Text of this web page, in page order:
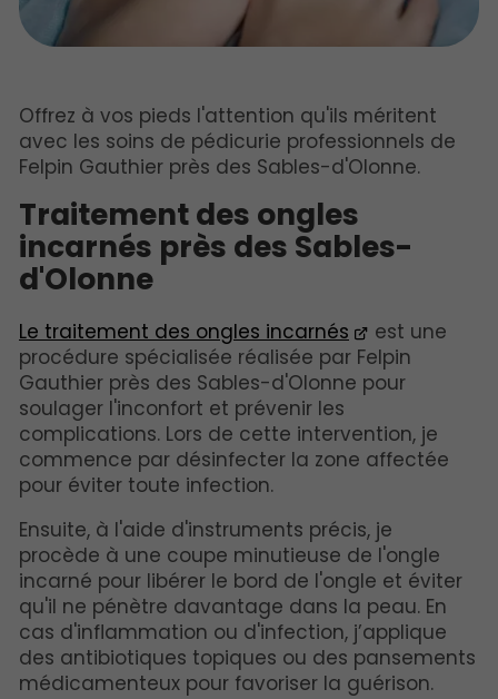
Offrez à vos pieds l'attention qu'ils méritent
avec les soins de pédicurie professionnels de
Felpin Gauthier près des Sables-d'Olonne.
Traitement des ongles
incarnés près des Sables-
d'Olonne
Le traitement des ongles incarnés
est une
procédure spécialisée réalisée par Felpin
Gauthier près des Sables-d'Olonne pour
soulager l'inconfort et prévenir les
complications. Lors de cette intervention, je
commence par désinfecter la zone affectée
pour éviter toute infection.
Ensuite, à l'aide d'instruments précis, je
procède à une coupe minutieuse de l'ongle
incarné pour libérer le bord de l'ongle et éviter
qu'il ne pénètre davantage dans la peau. En
cas d'inflammation ou d'infection, j’applique
des antibiotiques topiques ou des pansements
médicamenteux pour favoriser la guérison.